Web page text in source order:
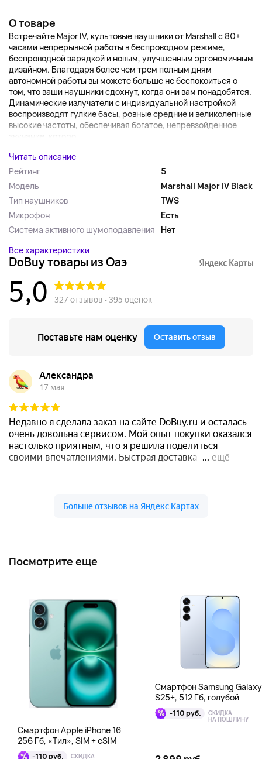
О товаре
Встречайте Major IV, культовые наушники от Marshall с 80+
часами непрерывной работы в беспроводном режиме,
беспроводной зарядкой и новым, улучшенным эргономичным
дизайном. Благодаря более чем трем полным дням
автономной работы вы можете больше не беспокоиться о
том, что ваши наушники сдохнут, когда они вам понадобятся.
Динамические излучатели с индивидуальной настройкой
воспроизводят гулкие басы, ровные средние и великолепные
высокие частоты, обеспечивая богатое, непревзойденное
звучание, которо...
Читать описание
Рейтинг
5
Модель
Marshall Major IV Black
Тип наушников
TWS
Микрофон
Есть
Система активного шумоподавления
Нет
Все характеристики
Посмотрите еще
Смартфон Apple iPhone 16
256 Гб, «Тил», SIM + eSIM
-110 руб. СКИДКА
Смартфон Samsung Galaxy
S25+, 512 Гб, голубой
-110 руб. СКИДКА
НА ПОШЛИНУ